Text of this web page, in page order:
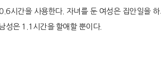
시간을 사용한다. 자녀를 둔 여성은 집안일을
성은 1.1시간을 할애할 뿐이다.